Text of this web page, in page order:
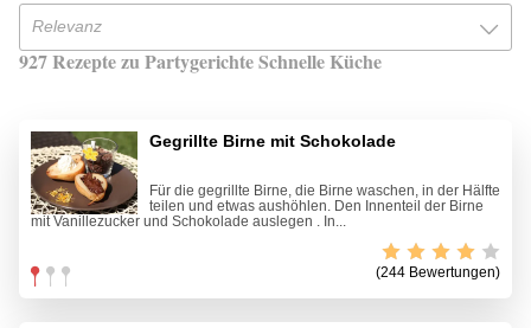
Relevanz
927 Rezepte zu Partygerichte Schnelle Küche
Gegrillte Birne mit Schokolade
Für die gegrillte Birne, die Birne waschen, in der Hälfte
teilen und etwas aushöhlen. Den Innenteil der Birne
mit Vanillezucker und Schokolade auslegen . In...
(244 Bewertungen)